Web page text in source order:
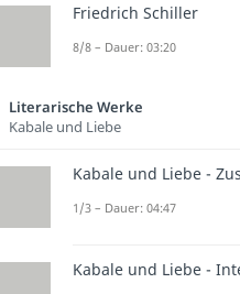
Friedrich Schiller
8/8 – Dauer: 03:20
Literarische Werke
Kabale und Liebe
Kabale und Liebe -
1/3 – Dauer: 04:47
Kabale und Liebe -